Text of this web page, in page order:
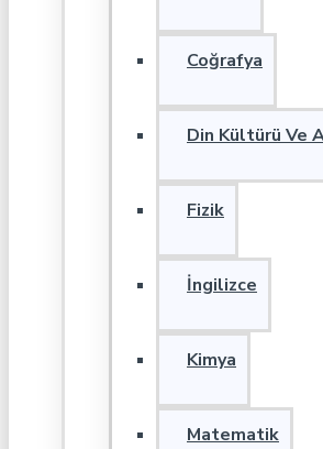
Coğrafya
Din Kültürü Ve
Fizik
İngilizce
Kimya
Matematik